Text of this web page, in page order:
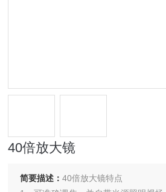
40倍放大镜
简要描述：40倍放大镜特点